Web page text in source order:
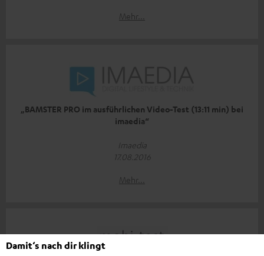
Mehr...
„BAMSTER PRO im ausführlichen Video-Test (13:11 min) bei
imaedia“
Imaedia
17.08.2016
Mehr...
Damit‘s nach dir klingt